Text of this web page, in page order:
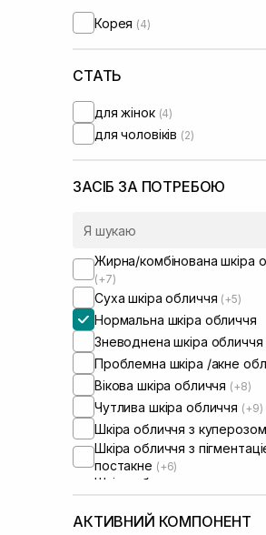
Корея (4)
СТАТЬ
для жінок (4)
для чоловіків (2)
ЗАСІБ ЗА ПОТРЕБОЮ
Жирна/комбінована шкіра
(+7)
Суха шкіра обличчя (+5)
Нормальна шкіра обличчя
Зневоднена шкіра обличчя
Проблемна шкіра /акне
Вікова шкіра обличчя (+8)
Чутлива шкіра обличчя (+9)
Шкіра обличчя з куперозом
Шкіра обличчя з
постакне (+6)
Шкіра обличчя з
порами
Шкіра обличчя з порушеним
АКТИВНИЙ КОМПОНЕНТ